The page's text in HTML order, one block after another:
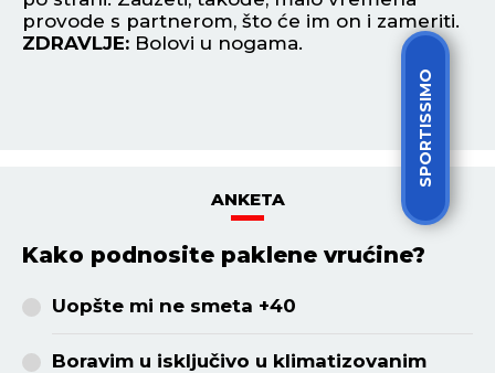
SPORTISSIMO
provode s partnerom, što će im on i zameriti.
ZDRAVLJE: Bolovi u nogama.
ANKETA
Kako podnosite paklene vrućine?
Uopšte mi ne smeta +40
Boravim u isključivo u klimatizovanim